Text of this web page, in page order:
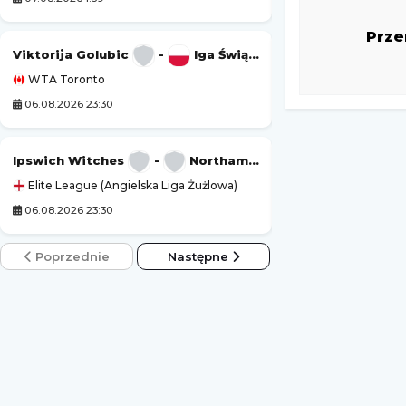
Viktorija Golubic - Iga Świątek
WTA Toronto
06.08.2026 23:30
Ipswich Witches - Northampton
Elite League (Angielska Liga Żużlowa)
06.08.2026 23:30
Poprzednie Następne